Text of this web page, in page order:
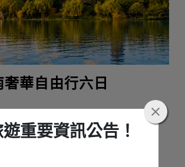
遊重要資訊公告！
華自由行六日